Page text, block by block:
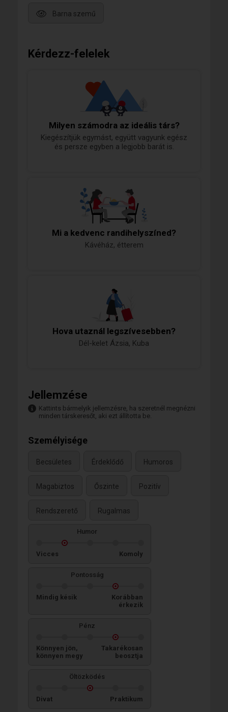
Barna szemű
Kérdezz-felelek
Milyen számodra az ideális társ?
Kiegészítjük egymást, együtt vagyunk egész
és persze egyben a legjobb barát is.
Mi a kedvenc randihelyszíned?
Kávéház, étterem
Hova utaznál legszívesebben?
Dél-kelet Ázsia, Kuba
Jellemzése
Kattints bármelyik jellemzésre, ha szeretnél megnézni
minden társkeresőt, aki ezt állította be.
Személyisége
Becsületes Érdeklődő Humoros
Magabiztos Őszinte Pozitív
Rendszerető Rugalmas
Humor
Vicces Komoly
Pontosság
Mindig késik
Korábban
érkezik
Pénz
Könnyen jön,
könnyen megy
Takarékosan
beosztja
Öltözködés
Divat Praktikum